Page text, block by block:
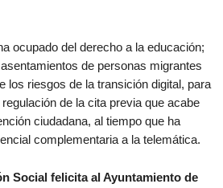
ocupado del derecho a la educación;
de personas migrantes
los riesgos de la transición digital, para
de la cita previa que acabe
ciudadana, al tiempo que ha
complementaria a la telemática.
Social felicita al Ayuntamiento de